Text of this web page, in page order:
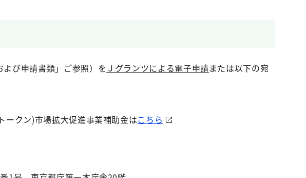
び申請書類」ご参照）を Ｊグランツによる電子申請または以下の宛
ークン)市場拡大促進事業補助金はこちら